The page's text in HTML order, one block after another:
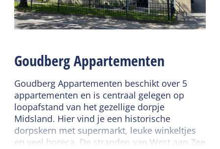
Wifi privé
Lees meer
Badkamer begane grond
Separaat toilet
Douche
Tweede toilet
Parkeerterrein
Speelveld
Kindermeubilair
Kinderbed
Kinderstoel
Energielabel
Energielabel A
Goudberg Appartementen
Goudberg Appartementen beschikt over 5
appartementen en is centraal gelegen op
loopafstand van het gezellige dorpje
Midsland. Hier vind je een historische
dorpskern met supermarkt, leuke winkeltjes
en veel horeca. De stranden van West aan Zee